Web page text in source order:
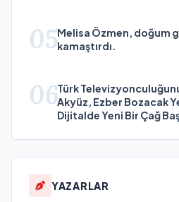
05Melisa Özmen, doğum
kamaştırdı.
06Türk
Akyüz, Ezber Bozacak
Dijitalde Yeni Bir Çağ
YAZARLAR